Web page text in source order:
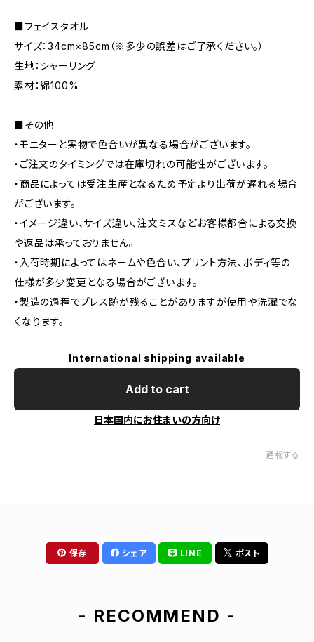
■フェイスタオル
サイズ：34cm×85cm（※多少の誤差はご了承ください。）
生地：シャーリング
素材：綿100%
■その他
・モニターと実物で色合いが異なる場合がございます。
・ご注文のタイミングでは在庫切れの可能性がございます。
・商品によっては受注生産となるため予定より出荷が遅れる場合
がございます。
・イメージ違い、サイズ違い、注文ミスなどお客様都合による交換
や返品は承っておりません。
・入荷時期によってはネームや色合い、プリント方法、ボディ等の
仕様が多少変更となる場合がございます。
・製造の過程でプレス跡が残ることがありますが使用や洗濯でな
くなります。
International shipping available
Add to cart
日本国内にお住まいの方向け
通報する
保存 シェア LINE ポスト
- RECOMMEND -